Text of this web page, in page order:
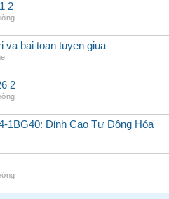
2
va bai toan tuyen giua
2
1BG40: Đỉnh Cao Tự Động Hóa